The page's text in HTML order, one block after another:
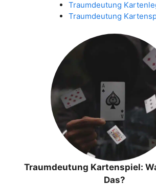
Traumdeutung
Traumdeutung
Traumdeutung Kartenspiel:
Das?